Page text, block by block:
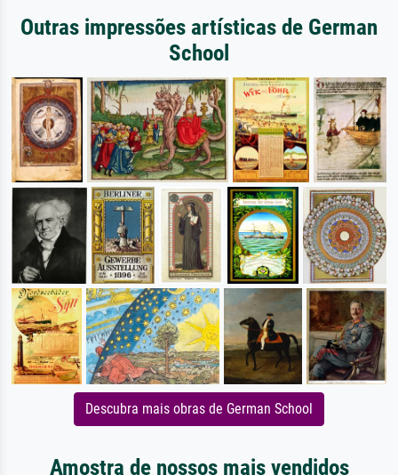
Outras impressões artísticas de German
School
Descubra mais obras de German School
Amostra de nossos mais vendidos